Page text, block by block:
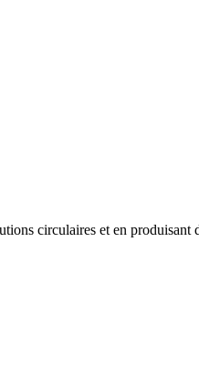
circulaires et en